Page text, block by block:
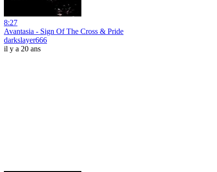
8:27
Avantasia - Sign Of The Cross & Pride
darkslayer666
il y a 20 ans